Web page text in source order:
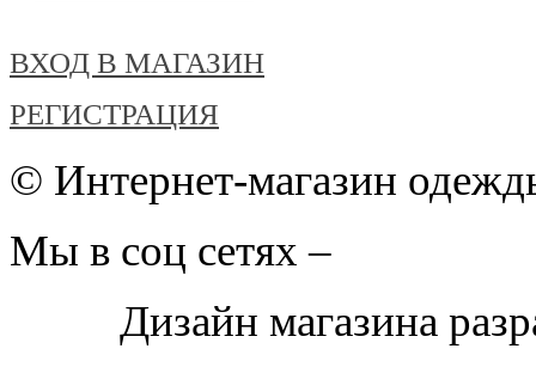
ВХОД В МАГАЗИН
РЕГИСТРАЦИЯ
© Интернет-магазин
Мы в соц сетях –
Дизайн магазина